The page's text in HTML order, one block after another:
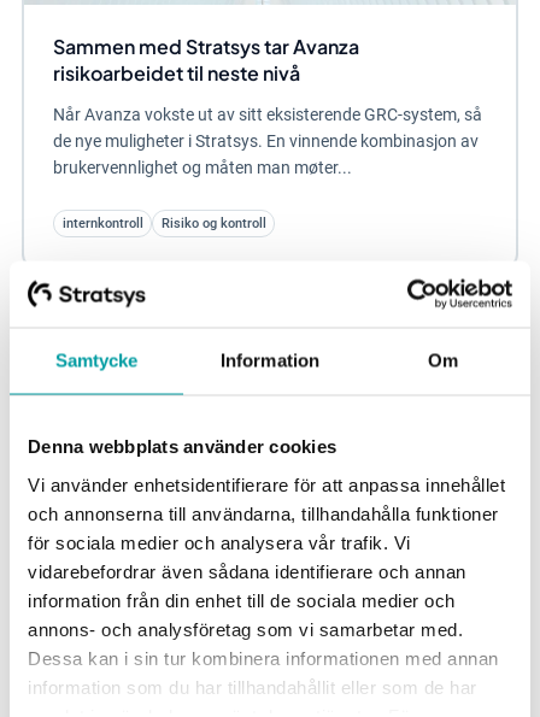
Samtycke Information Om
Denna webbplats använder cookies
Vi använder enhetsidentifierare för att anpassa innehållet
och annonserna till användarna, tillhandahålla funktioner
för sociala medier och analysera vår trafik. Vi
vidarebefordrar även sådana identifierare och annan
information från din enhet till de sociala medier och
annons- och analysföretag som vi samarbetar med.
Dessa kan i sin tur kombinera informationen med annan
information som du har tillhandahållit eller som de har
Sammen med Stratsys tar Avanza
risikoarbeidet til neste nivå
Når Avanza vokste ut av sitt eksisterende GRC-system, så
de nye muligheter i Stratsys. En vinnende kombinasjon av
brukervennlighet og måten man møter...
internkontroll Risiko og kontroll
Det er utfordrende å holde styr på prosesser, planer og rapporter i
organisasjonen din. Med Stratsys jobber du enklere og smartere
med andre for å oppnå raskere resultater. Alt i ett verktøy.
Løsninger
GRC-styring